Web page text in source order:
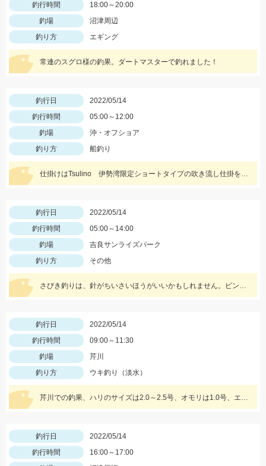
釣行時間
18:00～20:00
釣場
沼津周辺
釣り方
エギング
常連のスグロ様の釣果。ダートマスターで釣れました！
釣行日
2022/05/14
釣行時間
05:00～12:00
釣場
沖・オフショア
釣り方
船釣り
仕掛けはTsulino 伊勢湾限定ショートタイプの吹き流し仕掛を使用。糸絡みも少なくオススメです！
釣行日
2022/05/14
釣行時間
05:00～14:00
釣場
吉良サンライズパーク
釣り方
その他
さびき釣りは、針がちいさいほうがいいかもしれません。ピンクスキンおすすめです。 根魚は、ゴールドイソメがおすすめです。
釣行日
2022/05/14
釣行時間
09:00～11:30
釣場
芹川
釣り方
ウキ釣り（淡水）
芹川での釣果、ハリのサイズは2.0～2.5号、オモリは1.0号、エサは特選小鮎まきえと鮎乱舞を混ぜて使用。
釣行日
2022/05/14
釣行時間
16:00～17:00